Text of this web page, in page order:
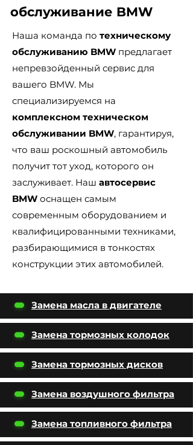
обслуживание BMW
Наша команда по техническому
обслуживанию BMW предлагает
непревзойденный сервис для
вашего BMW. Мы
специализируемся на
комплексном техническом
обслуживании BMW, гарантируя,
что ваш роскошный автомобиль
получит тот уход, которого он
заслуживает. Наш автосервис
BMW оснащен самым
современным оборудованием и
квалифицированными техниками,
разбирающимися в тонкостях
конструкции этих автомобилей.
Замена масла в двигателе
Замена тормозных колодок
Замена тормозных дисков
Замена воздушного фильтра
Замена топливного фильтра